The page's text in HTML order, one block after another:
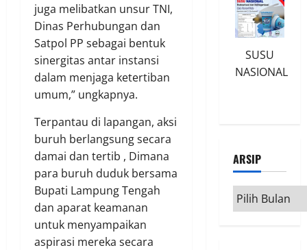
juga melibatkan unsur TNI,
Dinas Perhubungan dan
Satpol PP sebagai bentuk
sinergitas antar instansi
dalam menjaga ketertiban
umum,” ungkapnya.
Terpantau di lapangan, aksi
buruh berlangsung secara
damai dan tertib , Dimana
para buruh duduk bersama
Bupati Lampung Tengah
dan aparat keamanan
untuk menyampaikan
aspirasi mereka secara
SUSU
NASIONAL
ARSIP
Arsip